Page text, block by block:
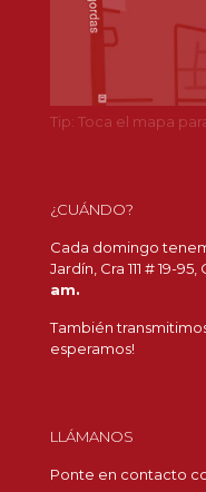
Tip: Toca el mapa
¿CUÁNDO?
Cada domingo
Jardín, Cra 111 # 19-
am.
También
esperamos!
LLÁMANOS
Ponte en contacto